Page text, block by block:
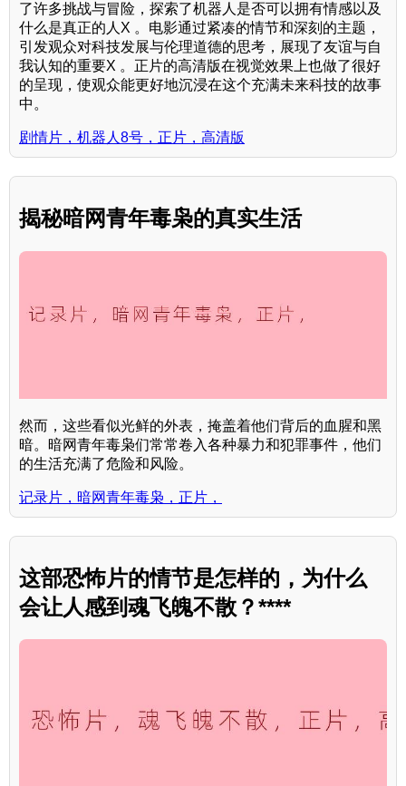
了许多挑战与冒险，探索了机器人是否可以拥有情感以及
什么是真正的人X 。电影通过紧凑的情节和深刻的主题，
引发观众对科技发展与伦理道德的思考，展现了友谊与自
我认知的重要X 。正片的高清版在视觉效果上也做了很好
的呈现，使观众能更好地沉浸在这个充满未来科技的故事
中。
剧情片，机器人8号，正片，高清版
揭秘暗网青年毒枭的真实生活
然而，这些看似光鲜的外表，掩盖着他们背后的血腥和黑
暗。暗网青年毒枭们常常卷入各种暴力和犯罪事件，他们
的生活充满了危险和风险。
记录片，暗网青年毒枭，正片，
这部恐怖片的情节是怎样的，为什么
会让人感到魂飞魄不散？****